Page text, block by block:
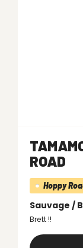
ROAD
Hoppy
Sauvage /
Brett !!